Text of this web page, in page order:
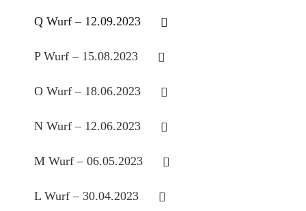
Q Wurf – 12.09.2023
P Wurf – 15.08.2023
O Wurf – 18.06.2023
N Wurf – 12.06.2023
M Wurf – 06.05.2023
L Wurf – 30.04.2023